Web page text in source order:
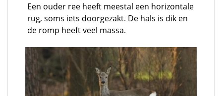
Een ouder ree heeft meestal een horizontale
rug, soms iets doorgezakt. De hals is dik en
de romp heeft veel massa.